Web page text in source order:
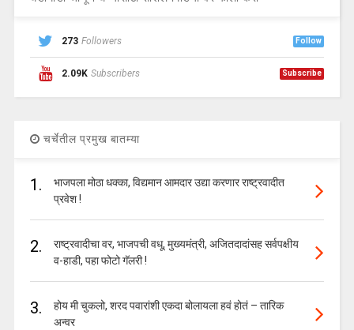
273 Followers Follow
2.09K Subscribers Subscribe
चर्चेतील प्रमुख बातम्या
1.
भाजपला मोठा धक्का, विद्यमान आमदार उद्या करणार राष्ट्रवादीत
प्रवेश !
2.
राष्ट्रवादीचा वर, भाजपची वधू, मुख्यमंत्री, अजितदादांसह सर्वपक्षीय
व-हाडी, पहा फोटो गॅलरी !
3.
होय मी चुकलो, शरद पवारांशी एकदा बोलायला हवं होतं – तारिक
अन्वर